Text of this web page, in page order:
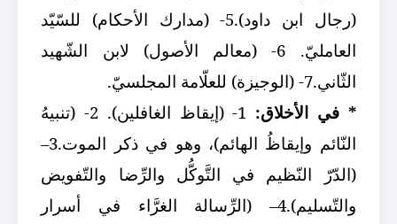
(رجال ابن داود). 5- (مدارك الأحكام) للسّيّد
العامليّ.
6- (معالم الأصول) لابن الشّهيد
الثّاني.7- (الوجيزة) للعلّامة المجلسيّ.
* في الأخلاق: 1- (إيقاظ الغافلين).
2- (تنبيهُ
النّائم وإيقاظُ الهائم)، وهو في ذكر الموت. 3–
(الدّرّ النّظيم في التَّوكُّل والرِّضا والتّفويض
والتّسليم). 4– (الرِّسالة الغرَّاء في أسرار